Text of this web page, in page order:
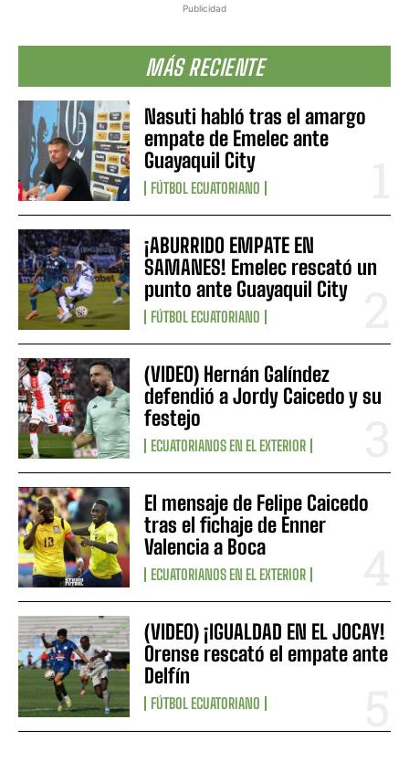
Publicidad
MÁS RECIENTE
Nasuti habló tras el amargo
empate de Emelec ante
Guayaquil City
FÚTBOL ECUATORIANO
¡ABURRIDO EMPATE EN
SAMANES! Emelec rescató un
punto ante Guayaquil City
FÚTBOL ECUATORIANO
(VIDEO) Hernán Galíndez
defendió a Jordy Caicedo y su
festejo
ECUATORIANOS EN EL EXTERIOR
El mensaje de Felipe Caicedo
tras el fichaje de Enner
Valencia a Boca
ECUATORIANOS EN EL EXTERIOR
(VIDEO) ¡IGUALDAD EN EL JOCAY!
Orense rescató el empate ante
Delfín
FÚTBOL ECUATORIANO